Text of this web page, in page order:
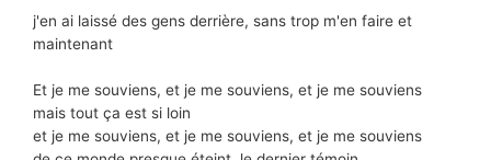
j'en ai laissé des gens derrière, sans trop m'en faire et
maintenant
Et je me souviens, et je me souviens, et je me souviens
mais tout ça est si loin
et je me souviens, et je me souviens, et je me souviens